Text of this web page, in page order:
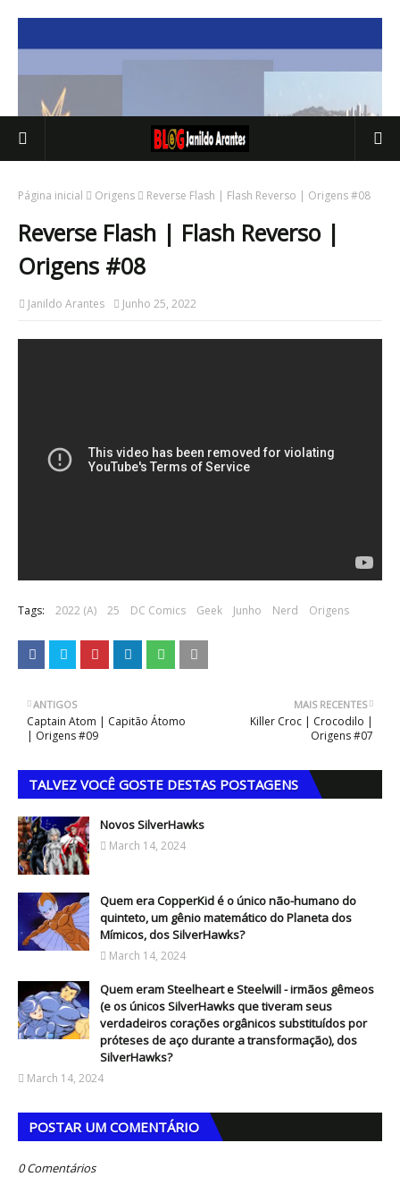
Página inicial Origens Reverse Flash | Flash Reverso | Origens #08
Reverse Flash | Flash Reverso |
Origens #08
Janildo Arantes Junho 25, 2022
Tags: 2022 (A) 25 DC Comics Geek Junho Nerd Origens
MAIS RECENTES
Killer Croc | Crocodilo |
Origens #07
ANTIGOS
Captain Atom | Capitão Átomo
| Origens #09
TALVEZ VOCÊ GOSTE DESTAS POSTAGENS
Novos SilverHawks
March 14, 2024
Quem era CopperKid é o único não-humano do
quinteto, um gênio matemático do Planeta dos
Mímicos, dos SilverHawks?
March 14, 2024
Quem eram Steelheart e Steelwill - irmãos gêmeos
(e os únicos SilverHawks que tiveram seus
verdadeiros corações orgânicos substituídos por
próteses de aço durante a transformação), dos
SilverHawks?
March 14, 2024
POSTAR UM COMENTÁRIO
0 Comentários